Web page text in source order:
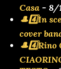
Casa - 8/
🎩4️⃣In
cover
🎩4️⃣Rino